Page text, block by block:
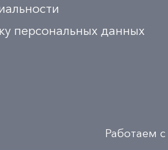
персональных данных
Работаем